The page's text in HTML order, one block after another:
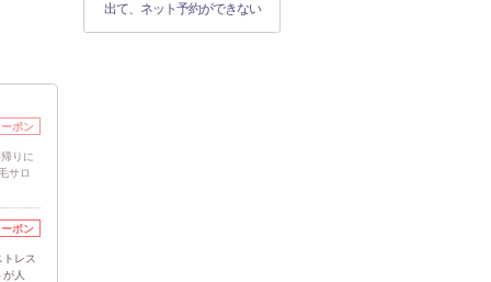
ポン
りに
サロ
ポン
レス
人
出て、ネット予約ができない